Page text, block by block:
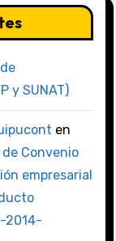
y SUNAT)
en
Convenio
empresarial
2014-